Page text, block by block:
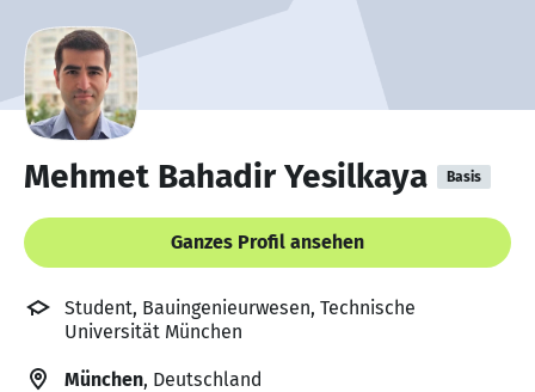
Mehmet Bahadir Yesilkaya Basis
Ganzes Profil ansehen
Student, Bauingenieurwesen, Technische
Universität München
München, Deutschland